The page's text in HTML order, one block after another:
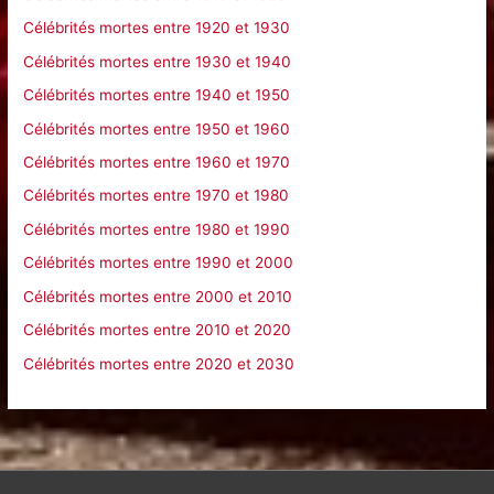
:Célébrités mortes entre 1920 et 1930
Célébrités mortes entre 1930 et 1940
Célébrités mortes entre 1940 et 1950
Célébrités mortes entre 1950 et 1960
Célébrités mortes entre 1960 et 1970
Célébrités mortes entre 1970 et 1980
Célébrités mortes entre 1980 et 1990
Célébrités mortes entre 1990 et 2000
Célébrités mortes entre 2000 et 2010
Célébrités mortes entre 2010 et 2020
Célébrités mortes entre 2020 et 2030